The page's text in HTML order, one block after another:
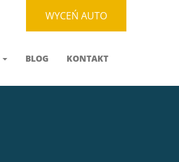
WYCEŃ AUTO
BLOG KONTAKT